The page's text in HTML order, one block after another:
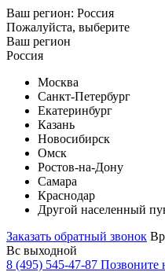
Ваш регион: Россия
Пожалуйста, выберите
Ваш регион
Россия
Москва
Санкт-Петербург
Екатеринбург
Казань
Новосибирск
Омск
Ростов-на-Дону
Самара
Краснодар
Другой населенный
Заказать обратный звонок
Вс выходной
8 (495) 545-47-87 Позвоните